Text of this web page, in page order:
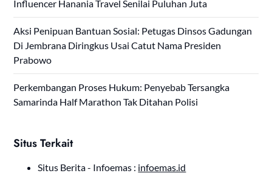
Influencer Hanania Travel Senilai Puluhan Juta
Aksi Penipuan Bantuan Sosial: Petugas Dinsos Gadungan
Di Jembrana Diringkus Usai Catut Nama Presiden
Prabowo
Perkembangan Proses Hukum: Penyebab Tersangka
Samarinda Half Marathon Tak Ditahan Polisi
Situs Terkait
Situs Berita - Infoemas : infoemas.id